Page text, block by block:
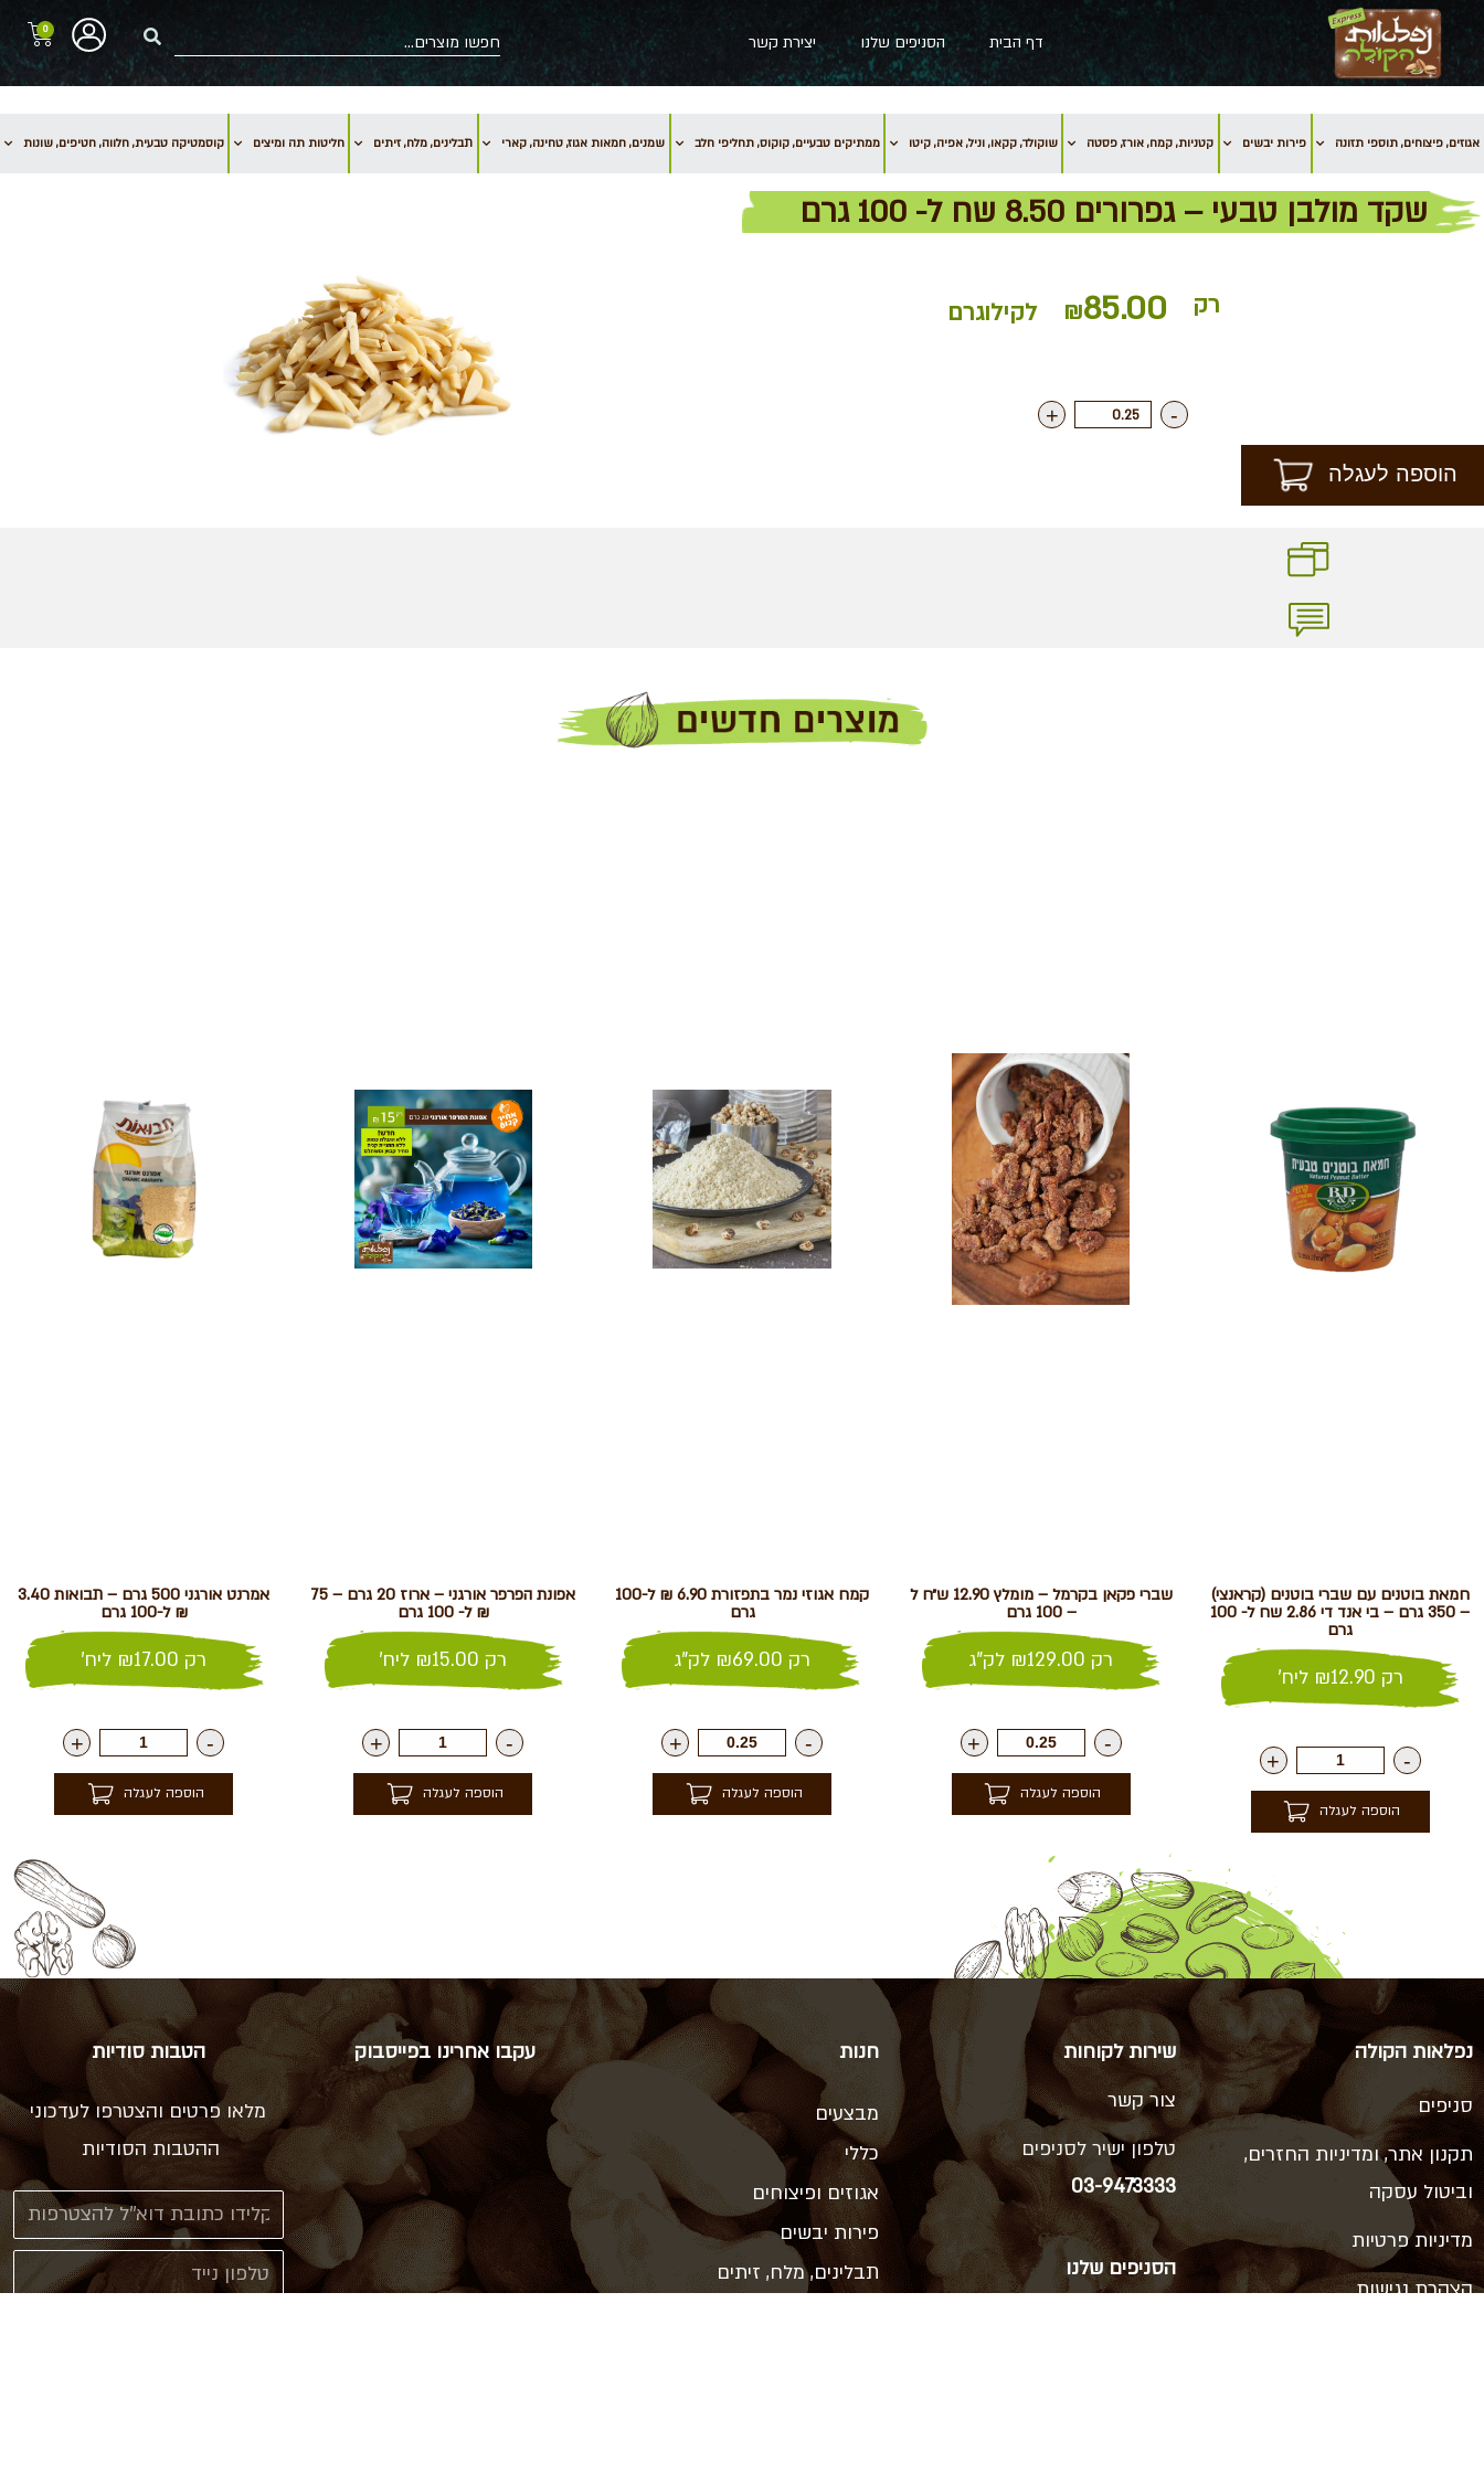
דף הבית הסניפים שלנו יצירת קשר
0
אגוזים, פיצוחים, תוספי תזונה פירות יבשים קטניות, קמח, אורז, פסטה שוקולד, קקאו, וניל, אפיה, קיטו ממתיקים טבעיים, קוקוס, תחליפי חלב שמנים, חמאות אגוז, טחינה, קארי תבלינים, מלח, זיתים חליטות תה ומיצים קוסמטיקה טבעית, חלווה, חטיפים, שונות
שקד מולבן טבעי – גפרורים 8.50 שח ל- 100 גרם
רק ₪85.00 לקילוגרם
-
+
הוספה לעגלה
חמאת בוטנים עם שברי בוטנים (קראנצי)
– 350 גרם – בי אנד די 2.86 שח ל- 100
גרם
רק ₪12.90 ליח'
-
+
הוספה לעגלה
שברי פקאן בקרמל – מומלץ 12.90 ש״ח ל
– 100 גרם
רק ₪129.00 לק"ג
-
+
הוספה לעגלה
קמח אגוזי נמר בתפזורת 6.90 ₪ ל-100
גרם
רק ₪69.00 לק"ג
-
+
הוספה לעגלה
אפונת הפרפר אורגני – ארוז 20 גרם – 75
₪ ל- 100 גרם
רק ₪15.00 ליח'
-
+
הוספה לעגלה
אמרנט אורגני 500 גרם – תבואות 3.40
₪ ל-100 גרם
רק ₪17.00 ליח'
-
+
הוספה לעגלה
נפלאות הקולה
סניפים
תקנון אתר, ומדיניות החזרים,
וביטול עסקה
מדיניות פרטיות
הצהרת נגישות
שירות לקוחות
צור קשר
טלפון ישיר לסניפים
03-9473333
הסניפים שלנו
חנות
מבצעים
כללי
אגוזים ופיצוחים
פירות יבשים
תבלינים, מלח, זיתים
עקבו אחרינו בפייסבוק הטבות סודיות
מלאו פרטים והצטרפו לעדכוני
ההטבות הסודיות